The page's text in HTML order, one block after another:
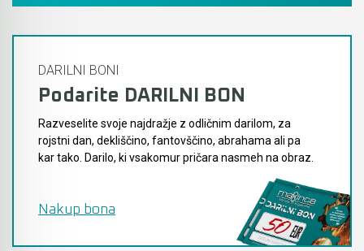
DARILNI BONI
Podarite DARILNI BON
Razveselite svoje najdražje z odličnim darilom, za
rojstni dan, dekliščino, fantovščino, abrahama ali pa
kar tako. Darilo, ki vsakomur pričara nasmeh na obraz.
Nakup bona